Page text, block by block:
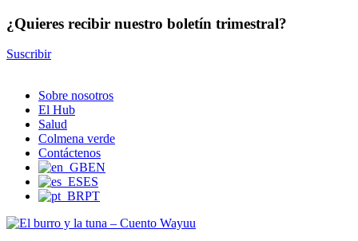
¿Quieres recibir nuestro boletín trimestral?
Suscribir
Sobre nosotros
El Hub
Salud
Colmena verde
Contáctenos
EN
ES
PT